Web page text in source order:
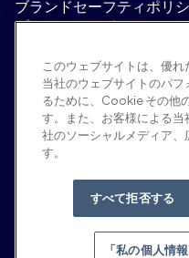
ブランドセーフティポリ
プライバシーポリシー
サプライヤーポータル
利用規約
倫理・コンプライアンス
EEO statement &
「私の個人情報を販
ソーシャルメディア
Linkedin
このウェブサイトは、優れ
当社のウェブサイトのパ
るために、Cookie その他
す。また、お客様による
社のソーシャルメディア、
す。
すべて拒否する
「私の個人情